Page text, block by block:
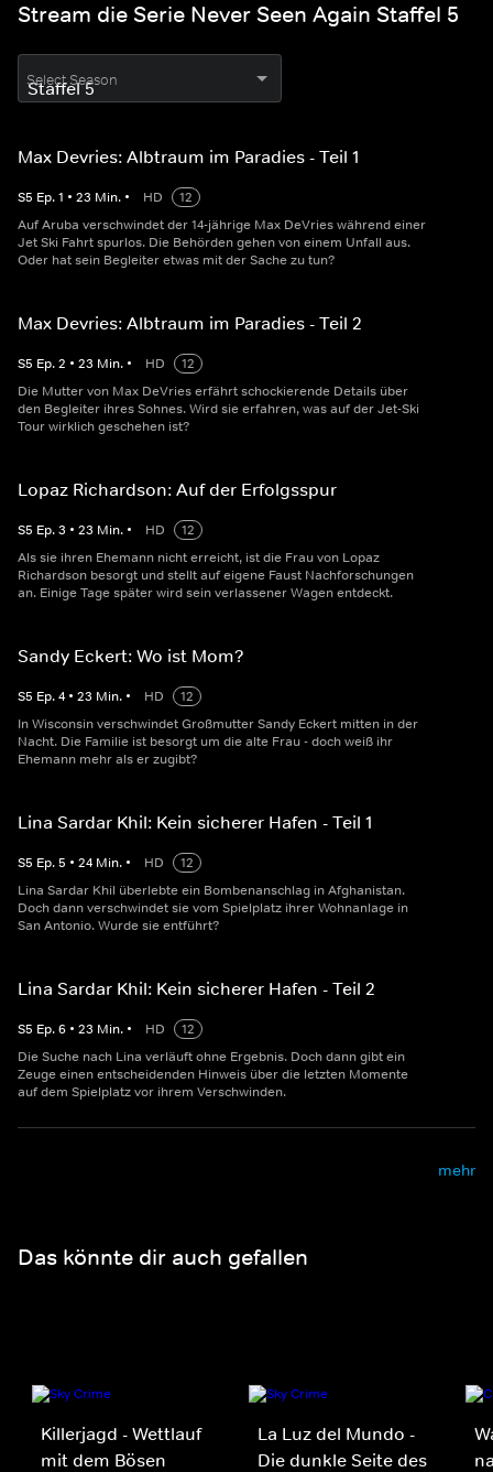
Stream die Serie Never Seen Again Staffel 5
Select Season
Max Devries: Albtraum im Paradies - Teil 1
S5 Ep.1 • 23 Min. • HD
12
Auf Aruba verschwindet der 14-jährige Max DeVries während einer
Jet Ski Fahrt spurlos. Die Behörden gehen von einem Unfall aus.
Oder hat sein Begleiter etwas mit der Sache zu tun?
Max Devries: Albtraum im Paradies - Teil 2
S5 Ep.2 • 23 Min. • HD
12
Die Mutter von Max DeVries erfährt schockierende Details über
den Begleiter ihres Sohnes. Wird sie erfahren, was auf der Jet-Ski
Tour wirklich geschehen ist?
Lopaz Richardson: Auf der Erfolgsspur
S5 Ep.3 • 23 Min. • HD
12
Als sie ihren Ehemann nicht erreicht, ist die Frau von Lopaz
Richardson besorgt und stellt auf eigene Faust Nachforschungen
an. Einige Tage später wird sein verlassener Wagen entdeckt.
Sandy Eckert: Wo ist Mom?
S5 Ep.4 • 23 Min. • HD
12
In Wisconsin verschwindet Großmutter Sandy Eckert mitten in der
Nacht. Die Familie ist besorgt um die alte Frau - doch weiß ihr
Ehemann mehr als er zugibt?
Lina Sardar Khil: Kein sicherer Hafen - Teil 1
S5 Ep.5 • 24 Min. • HD
12
Lina Sardar Khil überlebte ein Bombenanschlag in Afghanistan.
Doch dann verschwindet sie vom Spielplatz ihrer Wohnanlage in
San Antonio. Wurde sie entführt?
Lina Sardar Khil: Kein sicherer Hafen - Teil 2
S5 Ep.6 • 23 Min. • HD
12
Die Suche nach Lina verläuft ohne Ergebnis. Doch dann gibt ein
Zeuge einen entscheidenden Hinweis über die letzten Momente
auf dem Spielplatz vor ihrem Verschwinden.
mehr
Das könnte dir auch gefallen
Killerjagd - Wettlauf
mit dem Bösen
La Luz del Mundo -
Die dunkle Seite des